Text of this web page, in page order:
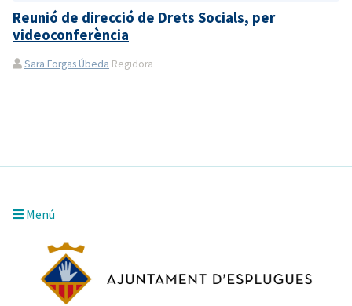
Reunió de direcció de Drets Socials, per
videoconferència
Sara Forgas Úbeda Regidora
Menú